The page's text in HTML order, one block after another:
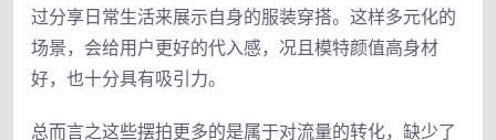
过分享日常生活来展示自身的服装穿搭。这样多元化的
场景，会给用户更好的代入感，况且模特颜值高身材
好，也十分具有吸引力。
总而言之这些摆拍更多的是属于对流量的转化，缺少了